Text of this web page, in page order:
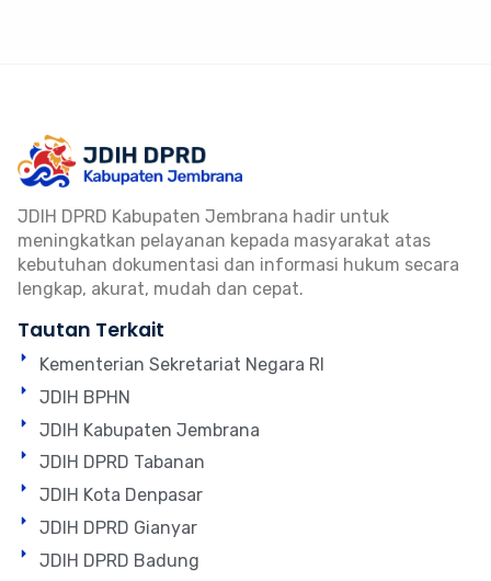
JDIH DPRD Kabupaten Jembrana hadir untuk
meningkatkan pelayanan kepada masyarakat atas
kebutuhan dokumentasi dan informasi hukum secara
lengkap, akurat, mudah dan cepat.
Tautan Terkait
Kementerian Sekretariat Negara RI
JDIH BPHN
JDIH Kabupaten Jembrana
JDIH DPRD Tabanan
JDIH Kota Denpasar
JDIH DPRD Gianyar
JDIH DPRD Badung